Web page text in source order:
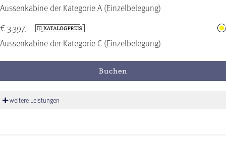
Aussenkabine der Kategorie A (Einzelbelegung)
Aussenkabine der Kategorie C (Einzelbelegung)
€ 3.397,-
Buchen
weitere Leistungen